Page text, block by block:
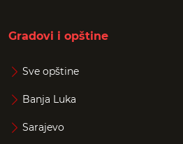
Gradovi i opštine
Sve opštine
Banja Luka
Sarajevo